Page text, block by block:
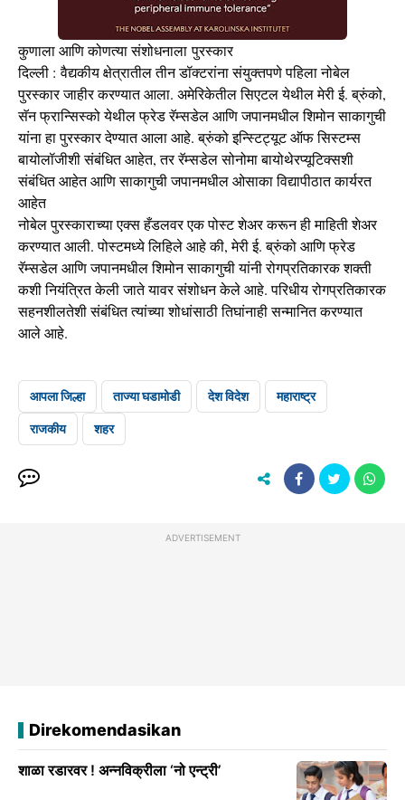
कुणाला आणि कोणत्या संशोधनाला पुरस्कार
दिल्ली : वैद्यकीय क्षेत्रातील तीन डॉक्टरांना संयुक्तपणे पहिला नोबेल
पुरस्कार जाहीर करण्यात आला. अमेरिकेतील सिएटल येथील मेरी ई. ब्रुंको,
सॅन फ्रान्सिस्को येथील फ्रेड रॅम्सडेल आणि जपानमधील शिमोन साकागुची
यांना हा पुरस्कार देण्यात आला आहे. ब्रुंको इन्स्टिट्यूट ऑफ सिस्टम्स
बायोलॉजीशी संबंधित आहेत, तर रॅम्सडेल सोनोमा बायोथेरप्यूटिक्सशी
संबंधित आहेत आणि साकागुची जपानमधील ओसाका विद्यापीठात कार्यरत
आहेत
नोबेल पुरस्काराच्या एक्स हँडलवर एक पोस्ट शेअर करून ही माहिती शेअर
करण्यात आली. पोस्टमध्ये लिहिले आहे की, मेरी ई. ब्रुंको आणि फ्रेड
रॅम्सडेल आणि जपानमधील शिमोन साकागुची यांनी रोगप्रतिकारक शक्ती
कशी नियंत्रित केली जाते यावर संशोधन केले आहे. परिधीय रोगप्रतिकारक
सहनशीलतेशी संबंधित त्यांच्या शोधांसाठी तिघांनाही सन्मानित करण्यात
आले आहे.
आपला जिल्हा ताज्या घडामोडी देश विदेश महाराष्ट्र
राजकीय शहर
ADVERTISEMENT
Direkomendasikan
शाळा रडारवर ! अन्नविक्रीला ‘नो एन्ट्री’